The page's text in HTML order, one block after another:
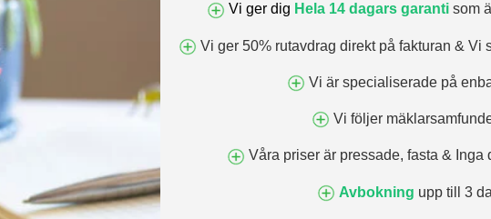
Vi ger dig Hela 14 dagars garanti som
Vi ger 50% rutavdrag direkt på fakturan & Vi
Vi är specialiserade på
Vi följer
Våra priser är pressade, fasta & Inga
Avbokning upp till 3